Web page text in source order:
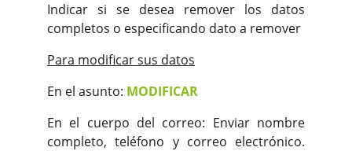
Indicar si se desea remover los datos
completos o especificando dato a remover
Para modificar sus datos
En el asunto: MODIFICAR
En el cuerpo del correo: Enviar nombre
completo, teléfono y correo electrónico.